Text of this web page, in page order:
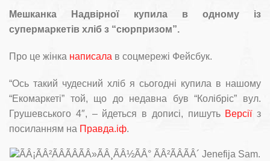
Мешканка Надвірної купила в одному із
супермаркетів хліб з “сюрпризом”.
Про це жінка написала в соцмережі Фейсбук.
“Ось такий чудесний хліб я сьогодні купила в нашому
“Екомаркеті” той, що до недавна був “Колібріс” вул.
Грушевського 4″, – йдеться в дописі, пишуть Версіїз
посиланням на Правда.іф.